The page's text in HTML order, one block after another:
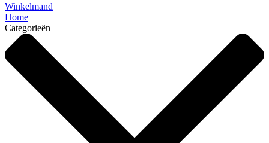
Winkelmand
Home
Categorieën